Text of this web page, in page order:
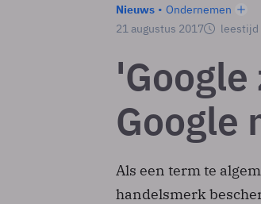
Nieuws
Ondernemen
21 augustus 2017
leestijd
Google
Als een term te
handelsmerk